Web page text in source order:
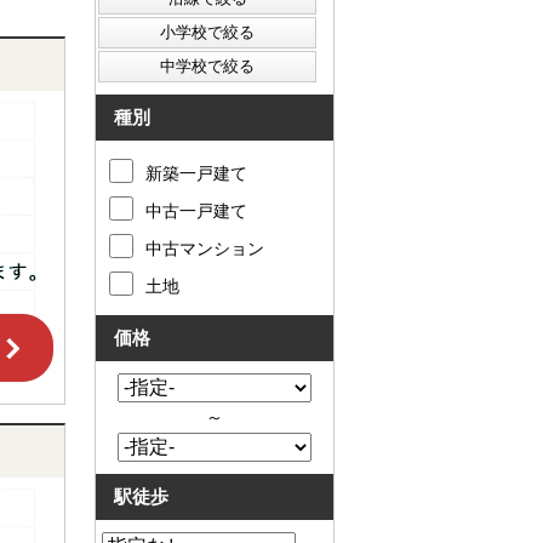
種別
新築一戸建て
中古一戸建て
中古マンション
土地
価格
～
駅徒歩